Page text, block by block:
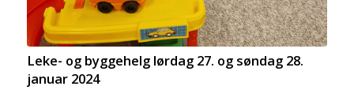
Leke- og byggehelg lørdag 27. og søndag 28.
januar 2024